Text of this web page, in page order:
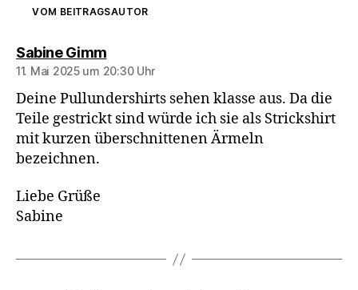
VOM BEITRAGSAUTOR
Sabine Gimmsagt:
11. Mai 2025 um 20:30 Uhr
Deine Pullundershirts sehen klasse aus. Da die
Teile gestrickt sind würde ich sie als Strickshirt
mit kurzen überschnittenen Ärmeln
bezeichnen.
Liebe Grüße
Sabine